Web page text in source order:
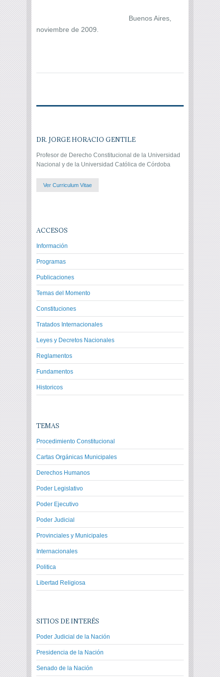
Buenos Aires,
noviembre de 2009.
DR. JORGE HORACIO GENTILE
Profesor de Derecho Constitucional de la Universidad
Nacional y de la Universidad Católica de Córdoba
Ver Curriculum Vitae
ACCESOS
Información
Programas
Publicaciones
Temas del Momento
Constituciones
Tratados Internacionales
Leyes y Decretos Nacionales
Reglamentos
Fundamentos
Historicos
TEMAS
Procedimiento Constitucional
Cartas Orgánicas Municipales
Derechos Humanos
Poder Legislativo
Poder Ejecutivo
Poder Judicial
Provinciales y Municipales
Internacionales
Politica
Libertad Religiosa
SITIOS DE INTERÉS
Poder Judicial de la Nación
Presidencia de la Nación
Senado de la Nación